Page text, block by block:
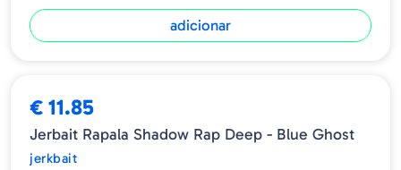
adicionar
€ 11.85
Jerbait Rapala Shadow Rap Deep - Blue Ghost
jerkbait